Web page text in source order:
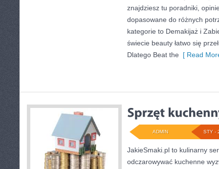
znajdziesz tu poradniki,
dopasowane do różnych
kategorie to Demakijaż i
świecie beauty łatwo się
Dlatego Beat the [ Read
STY -
ADMIN
JakieSmaki.pl to kulinarny
odczarowywać kuchenne